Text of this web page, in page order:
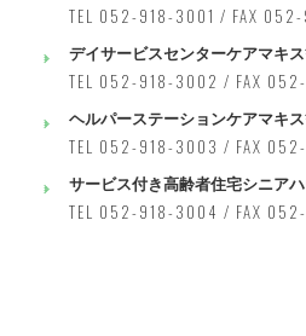
TEL 052-918-3001 / FAX
デイサービスセンターケアマキ
TEL 052-918-3002 / FAX
ヘルパーステーションケアマキ
TEL 052-918-3003 / FAX
サービス付き高齢者住宅シニア
TEL 052-918-3004 / FAX